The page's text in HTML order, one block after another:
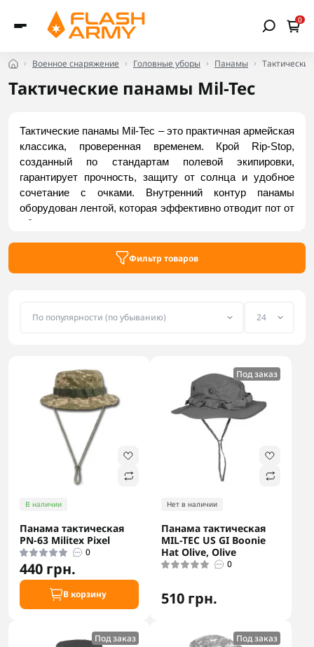
0
Военное снаряжение Головные уборы Панамы
Тактические панамы Mil-Tec
Тактические панамы Mil-Tec – это практичная армейская
классика, проверенная временем. Крой Rip-Stop,
созданный по стандартам полевой экипировки,
гарантирует прочность, защиту от солнца и удобное
сочетание с очками. Внутренний контур панамы
оборудован лентой, которая эффективно отводит пот от
лба и предотвращает натирание, а люверсы с сетчатым
лента по периметру позволяет легко закрепить
Фильтр товаров
В наличии
Панама тактическая
PN-63 Militex Pixel
0
440 грн.
В корзину
Под заказ
Нет в наличии
Панама тактическая
MIL-TEC US GI Boonie
Hat Olive, Olive
0
510 грн.
Под заказ Под заказ